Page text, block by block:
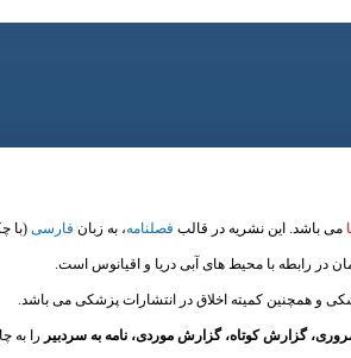
می باشد. این نشریه در قالب فصلنامه، به زبان فارسی (با
در رابطه با محیط های آبی دریا و اقیانوس است.
و همچنین کمیته اخلاق در انتشارات پزشکی می باشد.
گزارش کوتاه، گزارش موردی، نامه به سردبیر را به